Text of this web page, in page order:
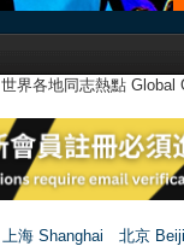
世界各地同志熱點
上海 Shanghai
北京